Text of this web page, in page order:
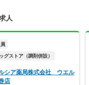
人
グストア（調剤併設）
シア薬局株式会社 ウエル
店